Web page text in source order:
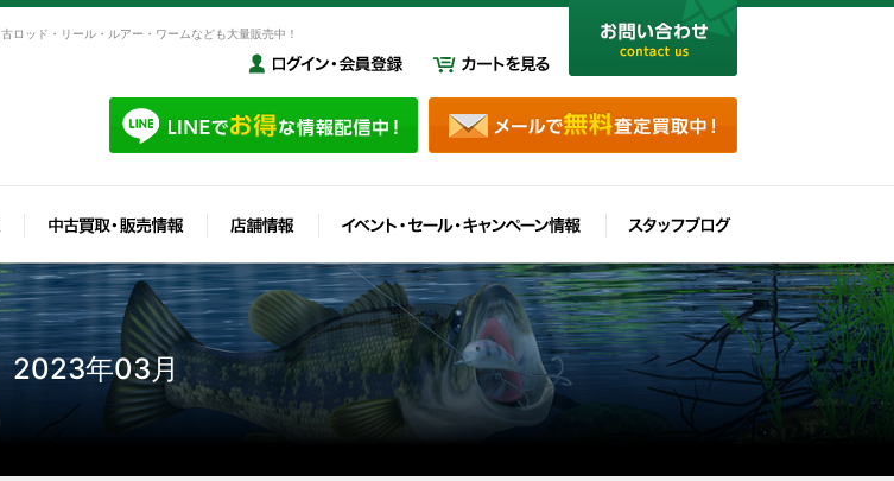
ロッド・リール・ルアー・ワームなども大量販売中！
2023年03月